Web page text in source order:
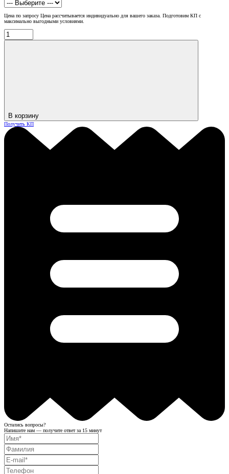
Цена по запросу Цена рассчитывается индивидуально для вашего заказа. Подготовим КП с
максимально выгодными условиями.
В корзину
Получить КП
Остались вопросы?
Напишите нам — получите ответ за 15 минут